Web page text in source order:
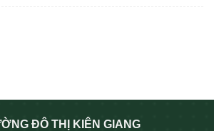
ĐÔ THỊ KIÊN GIANG